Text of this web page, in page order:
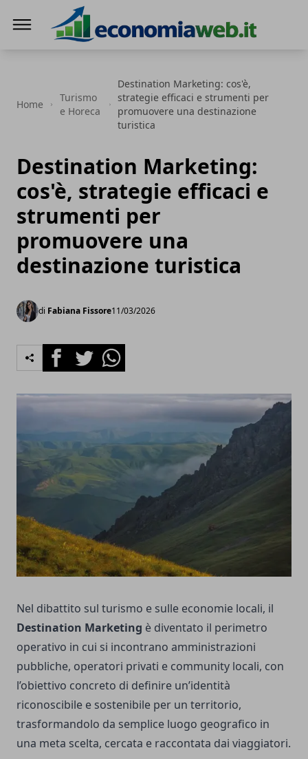
Home
Turismo
e Horeca
Destination Marketing: cos'è,
strategie efficaci e strumenti per
promuovere una destinazione
turistica
Destination Marketing:
cos'è, strategie efficaci e
strumenti per
promuovere una
destinazione turistica
di Fabiana Fissore11/03/2026
FacebookTwitterWhatsapp
Nel dibattito sul turismo e sulle economie locali, il
Destination Marketing è diventato il perimetro
operativo in cui si incontrano amministrazioni
pubbliche, operatori privati e community locali, con
l’obiettivo concreto di definire un’identità
riconoscibile e sostenibile per un territorio,
trasformandolo da semplice luogo geografico in
una meta scelta, cercata e raccontata dai viaggiatori.